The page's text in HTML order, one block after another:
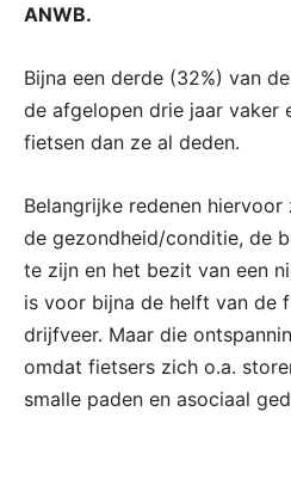
ANWB.
Bijna een derde (32%) van
de afgelopen drie jaar vaker
fietsen dan ze al deden.
Belangrijke redenen
de gezondheid/conditie, de
te zijn en het bezit van een
is voor bijna de helft van de
drijfveer. Maar die
omdat fietsers zich o.a.
smalle paden en asociaal